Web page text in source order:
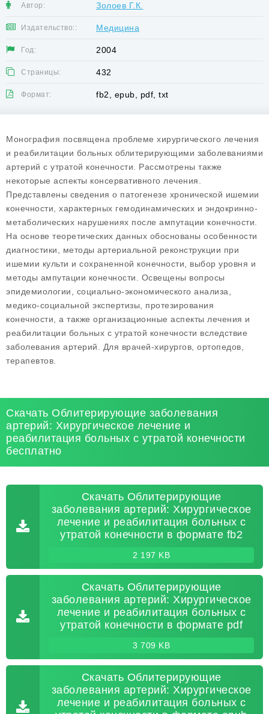
Автор: Золоев Г.К.
Издательство:: Медицина
Год: 2004
Страницы: 432
Формат: fb2, epub, pdf, txt
Монография посвящена проблеме хирургического лечения
и реабилитации больных облитерирующими заболеваниями
артерий с утратой конечности. Рассмотрены также
некоторые аспекты консервативного лечения.
Представлены сведения о патогенезе хронической ишемии
конечности, характерных гемодинамических и эндокринно-
метаболических нарушениях после ампутации конечности.
На основе теоретических данных обоснованы особенности
диагностики, методы артериальной реконструкции при
ишемии культи и сохраненной конечности, выбор уровня и
методы ампутации конечности. Освещены вопросы
эпидемиологии, социально-экономического анализа,
медико-социальной экспертизы, протезирования
конечности, а также организационные аспекты лечения и
реабилитации больных с утратой конечности вследствие
заболевания артерий. Для врачей-хирургов, ортопедов,
терапевтов.
Скачать Облитерирующие заболевания
артерий: Хирургическое лечение и
реабилитация больных с утратой конечности
бесплатно
Скачать Облитерирующие
заболевания артерий: Хирургическое
лечение и реабилитация больных с
утратой конечности в формате fb2
2 197 KB
Скачать Облитерирующие
заболевания артерий: Хирургическое
лечение и реабилитация больных с
утратой конечности в формате pdf
3 709 KB
Скачать Облитерирующие
заболевания артерий: Хирургическое
лечение и реабилитация больных с